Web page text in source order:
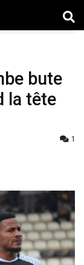
bute
la tête
1